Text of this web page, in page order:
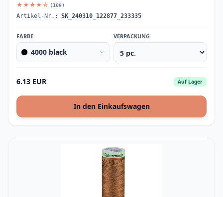
★★★★☆ (109)
Artikel-Nr.: SK_240310_122877_233335
FARBE
4000 black
VERPACKUNG
6.13 EUR Auf Lager
In den Einkaufswagen